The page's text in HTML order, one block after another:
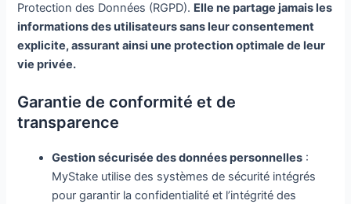
Protection des Données (RGPD). Elle ne partage jamais les
informations des utilisateurs sans leur consentement
explicite, assurant ainsi une protection optimale de leur
vie privée.
Garantie de conformité et de
transparence
Gestion sécurisée des données personnelles :
MyStake utilise des systèmes de sécurité intégrés
pour garantir la confidentialité et l’intégrité des